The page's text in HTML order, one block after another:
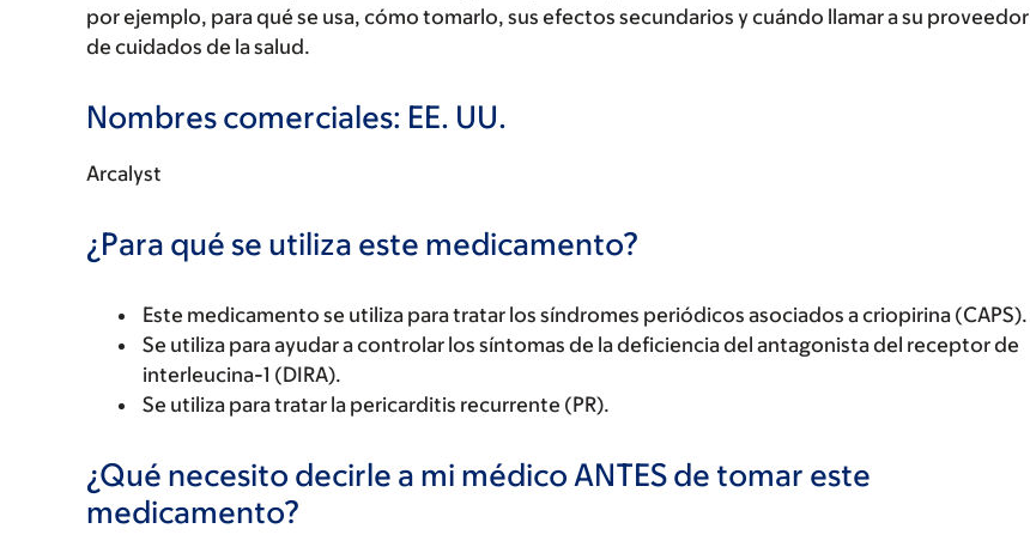
por ejemplo, para qué se usa, cómo tomarlo, sus efectos secundarios y cuándo llamar a su proveedor
de cuidados de la salud.
Nombres comerciales: EE. UU.
Arcalyst
¿Para qué se utiliza este medicamento?
Este medicamento se utiliza para tratar los síndromes periódicos asociados a criopirina (CAPS).
Se utiliza para ayudar a controlar los síntomas de la deficiencia del antagonista del receptor de
interleucina-1 (DIRA).
Se utiliza para tratar la pericarditis recurrente (PR).
¿Qué necesito decirle a mi médico ANTES de tomar este
medicamento?